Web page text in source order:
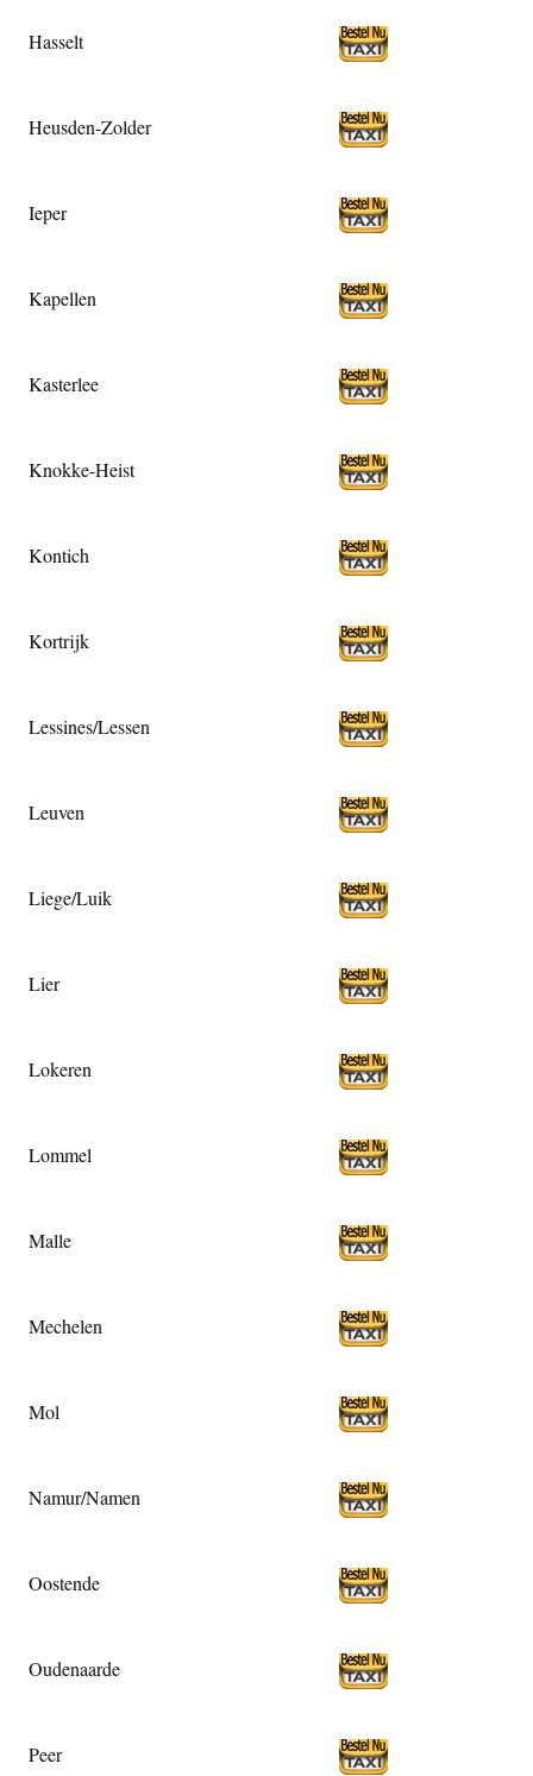
Hasselt
Heusden-Zolder
Ieper
Kapellen
Kasterlee
Knokke-Heist
Kontich
Kortrijk
Lessines/Lessen
Leuven
Liege/Luik
Lier
Lokeren
Lommel
Malle
Mechelen
Mol
Namur/Namen
Oostende
Oudenaarde
Peer